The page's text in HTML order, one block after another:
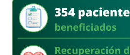
deja a los propios conductores
vulnerabilidad,al no contar con
previstas por la normativa estatal.
“Es la empresa la que no cumple